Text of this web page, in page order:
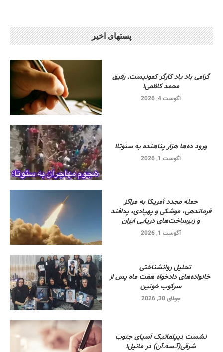
پستهای اخیر
گرامی باد یاد کارگر کمونیست. رفیق
محمد کاظمی!
آگوست 4, 2026
ورود ده‌ها هزار پناهنده به سئوتا!
آگوست 1, 2026
حمله مجدد آمریکا به مراکز
فرماندهی، موشکی و پهپادی، پدافند
و زیرساخت‌های دریایی ایران
آگوست 1, 2026
تحلیل روانشناختی
خانواده‌های دادخواه هفت ماه پس از
سرکوب خونین
جولای 30, 2026
نشست دیپلماتیک آسیای جنوب
شرقی‌(آ.سه.آن) در مانیل!